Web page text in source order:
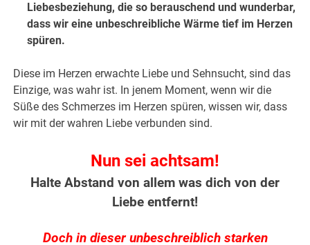
Liebesbeziehung, die so berauschend und wunderbar,
dass wir eine unbeschreibliche Wärme tief im Herzen
spüren.
Diese im Herzen erwachte Liebe und Sehnsucht, sind das
Einzige, was wahr ist. In jenem Moment, wenn wir die
Süße des Schmerzes im Herzen spüren, wissen wir, dass
wir mit der wahren Liebe verbunden sind.
Nun sei achtsam!
Halte Abstand von allem was dich von der
Liebe entfernt!
Doch in dieser unbeschreiblich starken